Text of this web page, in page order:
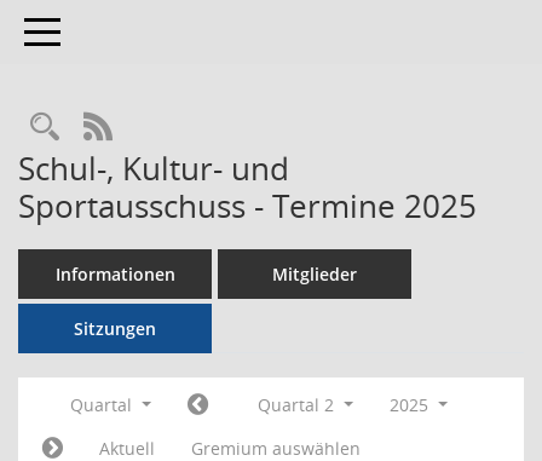
Toggle navigation
RSS-Feed
Schul-, Kultur- und
Sportausschuss - Termine 2025
Informationen Mitglieder
Sitzungen
Quartal Quartal 2
2025
Aktuell
Gremium auswählen